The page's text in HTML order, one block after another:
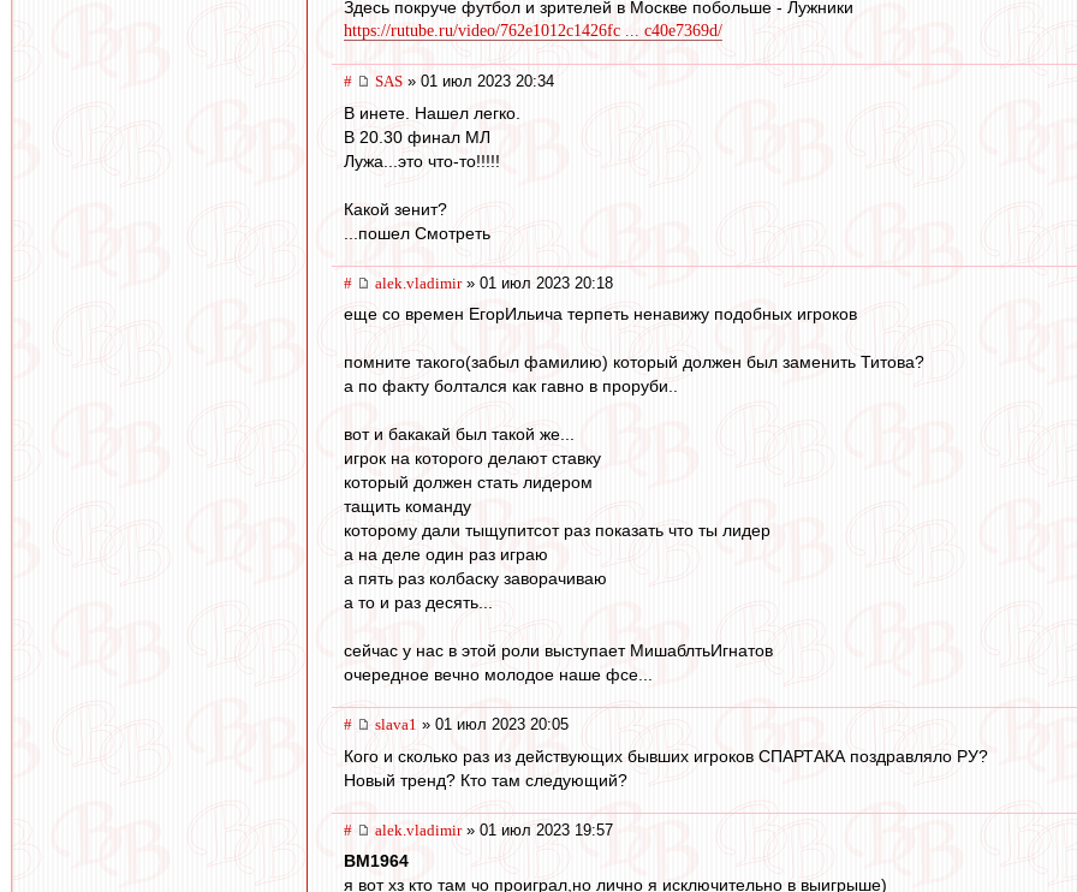
Здесь покруче футбол и зрителей в Москве побольше - Лужники
https://rutube.ru/video/762e1012c1426fc ... c40e7369d/
# SAS » 01 июл 2023 20:34
В инете. Нашел легко.
В 20.30 финал МЛ
Лужа...это что-то!!!!!
Какой зенит?
...пошел Смотреть
# alek.vladimir» 01 июл 2023 20:18
еще со времен ЕгорИльича терпеть ненавижу подобных игроков
помните такого(забыл фамилию) который должен был заменить Титова?
а по факту болтался как гавно в проруби..
вот и бакакай был такой же...
игрок на которого делают ставку
который должен стать лидером
тащить команду
которому дали тыщупитсот раз показать что ты лидер
а на деле один раз играю
а пять раз колбаску заворачиваю
а то и раз десять...
сейчас у нас в этой роли выступает МишаблтьИгнатов
очередное вечно молодое наше фсе...
# slava1 » 01 июл 2023 20:05
Кого и сколько раз из действующих бывших игроков СПАРТАКА поздравляло РУ?
Новый тренд? Кто там следующий?
# alek.vladimir» 01 июл 2023 19:57
BM1964
я вот хз кто там чо проиграл,но лично я исключительно в выигрыше)